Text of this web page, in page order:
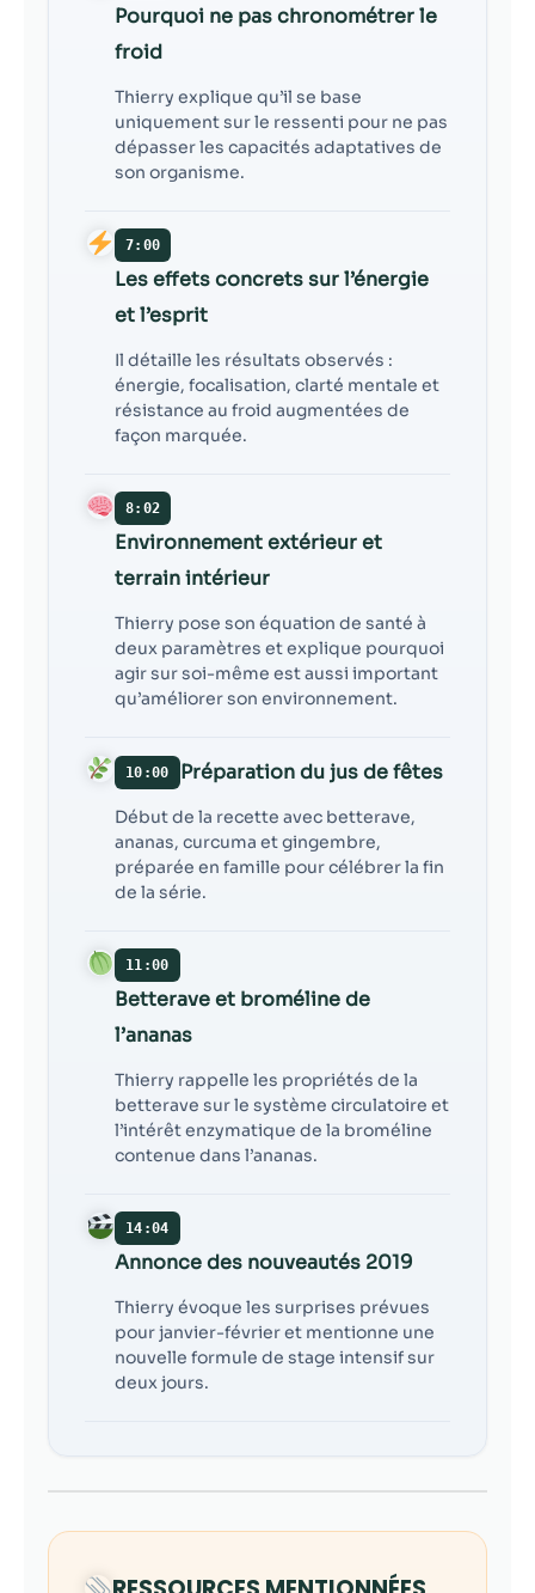
Pourquoi ne pas chronométrer le
froid
Thierry explique qu’il se base
uniquement sur le ressenti pour ne pas
dépasser les capacités adaptatives de
son organisme.
7:00
Les effets concrets sur l’énergie
et l’esprit
Il détaille les résultats observés :
énergie, focalisation, clarté mentale et
résistance au froid augmentées de
façon marquée.
8:02
Environnement extérieur et
terrain intérieur
Thierry pose son équation de santé à
deux paramètres et explique pourquoi
agir sur soi-même est aussi important
qu’améliorer son environnement.
10:00 Préparation du jus de fêtes
Début de la recette avec betterave,
ananas, curcuma et gingembre,
préparée en famille pour célébrer la fin
de la série.
11:00
Betterave et broméline de
l’ananas
Thierry rappelle les propriétés de la
betterave sur le système circulatoire et
l’intérêt enzymatique de la broméline
contenue dans l’ananas.
14:04
Annonce des nouveautés 2019
Thierry évoque les surprises prévues
pour janvier-février et mentionne une
nouvelle formule de stage intensif sur
deux jours.